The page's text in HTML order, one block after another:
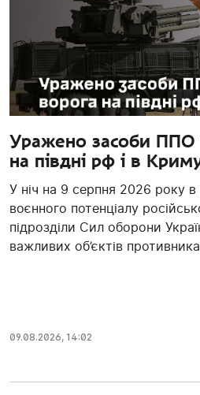
Уражено засоби ППО
на півдні рф і в
У ніч на 9 серпня 2026 року
воєнного потенціалу
підрозділи Сил оборони
важливих об’єктів
09.08.2026, 14:02